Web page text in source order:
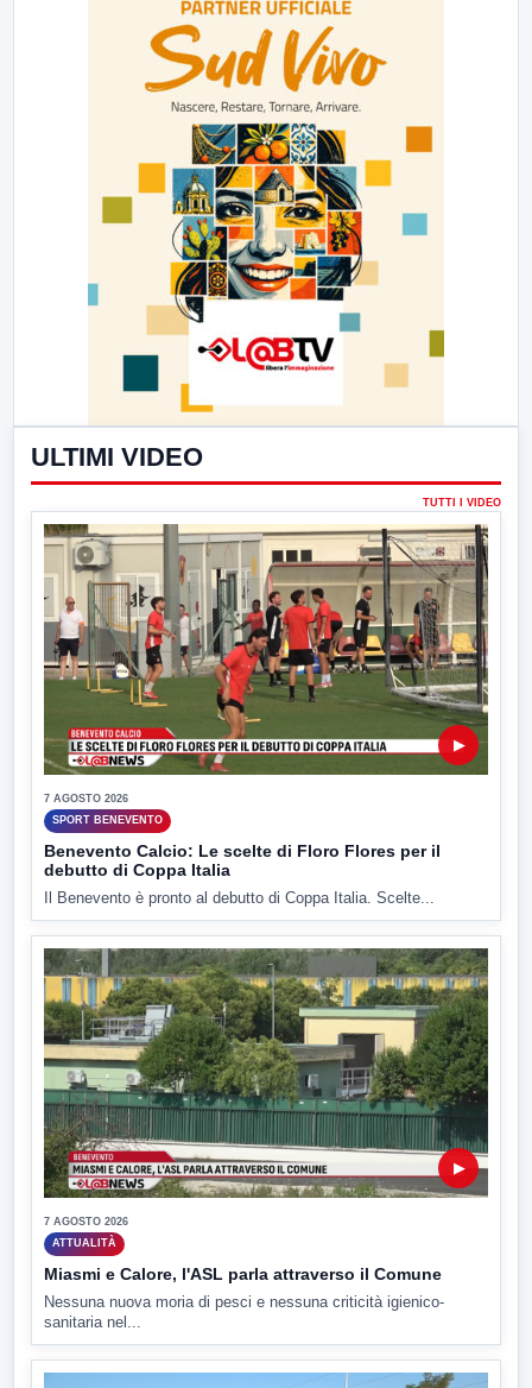
ULTIMI VIDEO
TUTTI I VIDEO
▶
7 AGOSTO 2026
SPORT BENEVENTO
Benevento Calcio: Le scelte di Floro Flores per il
debutto di Coppa Italia
Il Benevento è pronto al debutto di Coppa Italia. Scelte...
▶
7 AGOSTO 2026
ATTUALITÀ
Miasmi e Calore, l'ASL parla attraverso il Comune
Nessuna nuova moria di pesci e nessuna criticità igienico-
sanitaria nel...